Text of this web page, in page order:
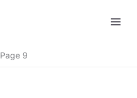
Page 9